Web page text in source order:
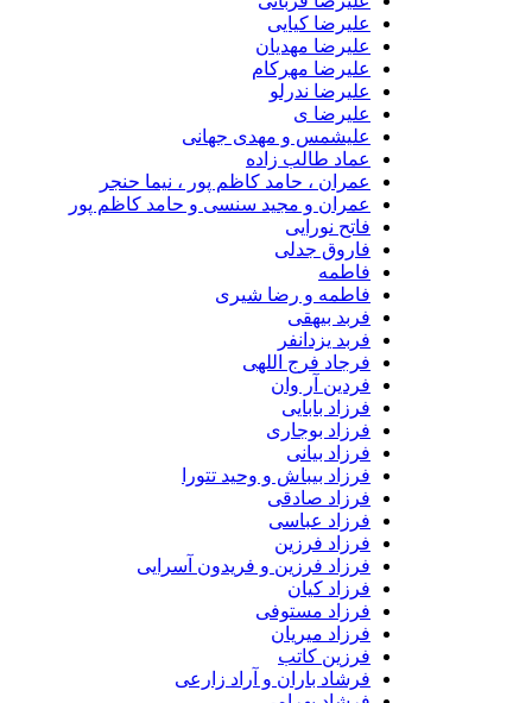
علیرضا کیایی
علیرضا مهدیان
علیرضا مهرکام
علیرضا ندرلو
علیرضا ی
علیشمس و مهدی جهانی
عماد طالب زاده
عمران ، حامد کاظم پور ، نیما حنجر
عمران و مجید سنسی و حامد کاظم پور
فاتح نورایی
فاروق جدلی
فاطمه و رضا شیری
فربد بیهقی
فربد یزدانفر
فرجاد فرج اللهی
فردین آر وان
فرزاد بابایی
فرزاد بوجاری
فرزاد بیانی
فرزاد بیباش و وحید تتورا
فرزاد صادقی
فرزاد عباسی
فرزاد فرزین
فرزاد فرزین و فریدون آسرایی
فرزاد کیان
فرزاد مستوفی
فرزاد میریان
فرزین کاتب
فرشاد باران و آراد زارعی